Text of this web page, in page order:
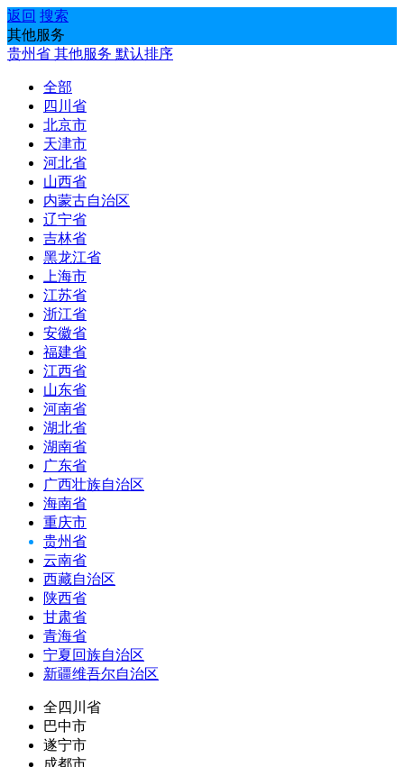
返回 搜索
其他服务
贵州省 其他服务 默认排序
全部
四川省
北京市
天津市
河北省
山西省
内蒙古自治区
辽宁省
吉林省
黑龙江省
上海市
江苏省
浙江省
安徽省
福建省
江西省
山东省
河南省
湖北省
湖南省
广东省
广西壮族自治区
海南省
重庆市
贵州省
云南省
西藏自治区
陕西省
甘肃省
青海省
宁夏回族自治区
新疆维吾尔自治区
全四川省
巴中市
遂宁市
成都市